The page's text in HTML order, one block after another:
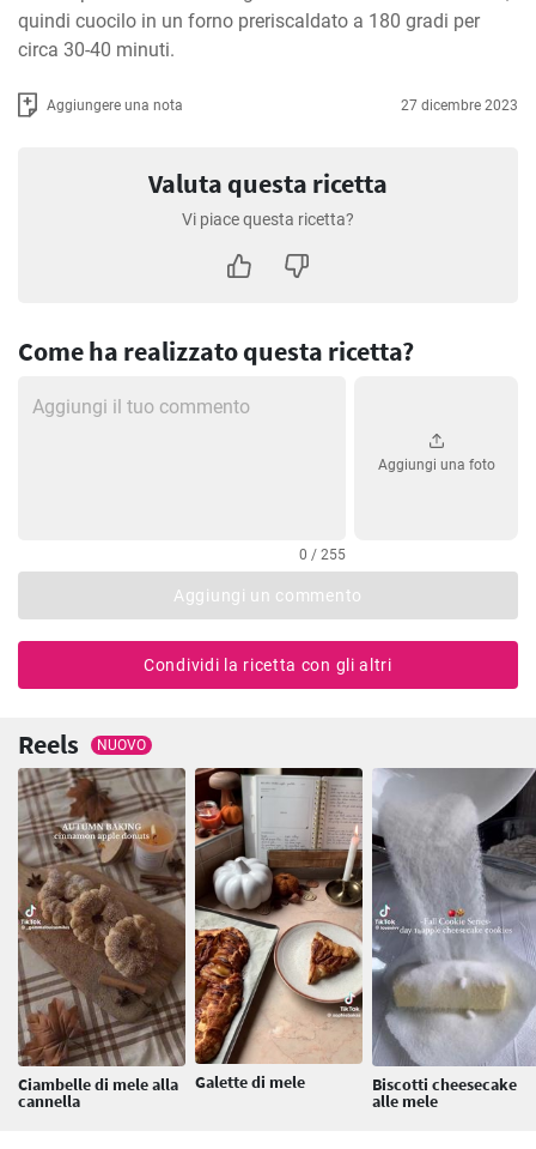
quindi cuocilo in un forno preriscaldato a 180 gradi per
circa 30-40 minuti.
Aggiungere una nota 27 dicembre 2023
Valuta questa ricetta
Vi piace questa ricetta?
Come ha realizzato questa ricetta?
0 / 255
Aggiungi una foto
Aggiungi un commento
Condividi la ricetta con gli altri
Reels NUOVO
Ciambelle di mele alla
cannella
Galette di mele Biscotti cheesecake
alle mele